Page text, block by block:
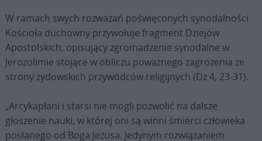
W ramach swych rozważań poświęconych synodalności
Kościoła duchowny przywołuje fragment Dziejów
Apostolskich, opisujący zgromadzenie synodalne w
Jerozolimie stojące w obliczu poważnego zagrożenia ze
strony żydowskich przywódców religijnych (Dz 4, 23-31).
„Arcykapłani i starsi nie mogli pozwolić na dalsze
głoszenie nauki, w której oni są winni śmierci człowieka
posłanego od Boga Jezusa. Jedynym rozwiązaniem